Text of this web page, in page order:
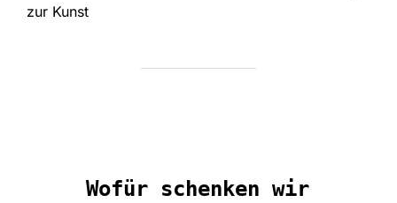
zur Kunst
Wofür schenken wir